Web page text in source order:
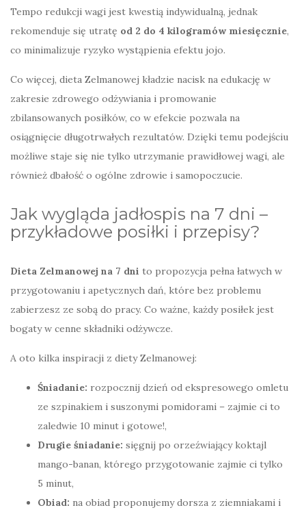
Tempo redukcji wagi jest kwestią indywidualną, jednak
rekomenduje się utratę od 2 do 4 kilogramów miesięcznie,
co minimalizuje ryzyko wystąpienia efektu jojo.
Co więcej, dieta Zelmanowej kładzie nacisk na edukację w
zakresie zdrowego odżywiania i promowanie
zbilansowanych posiłków, co w efekcie pozwala na
osiągnięcie długotrwałych rezultatów. Dzięki temu podejściu
możliwe staje się nie tylko utrzymanie prawidłowej wagi, ale
również dbałość o ogólne zdrowie i samopoczucie.
Jak wygląda jadłospis na 7 dni –
przykładowe posiłki i przepisy?
Dieta Zelmanowej na 7 dni to propozycja pełna łatwych w
przygotowaniu i apetycznych dań, które bez problemu
zabierzesz ze sobą do pracy. Co ważne, każdy posiłek jest
bogaty w cenne składniki odżywcze.
A oto kilka inspiracji z diety Zelmanowej:
Śniadanie: rozpocznij dzień od ekspresowego omletu
ze szpinakiem i suszonymi pomidorami – zajmie ci to
zaledwie 10 minut i gotowe!,
Drugie śniadanie: sięgnij po orzeźwiający koktajl
mango-banan, którego przygotowanie zajmie ci tylko
5 minut,
Obiad: na obiad proponujemy dorsza z ziemniakami i